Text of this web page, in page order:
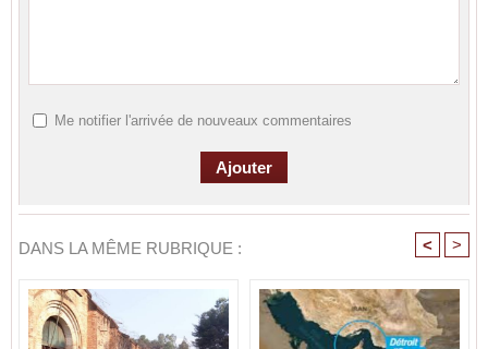
Me notifier l'arrivée de nouveaux commentaires
DANS LA MÊME RUBRIQUE : < >